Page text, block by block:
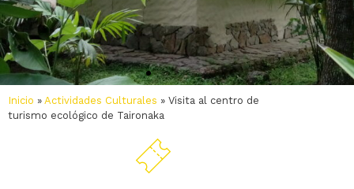
Inicio » Actividades Culturales » Visita al centro de
turismo ecológico de Taironaka